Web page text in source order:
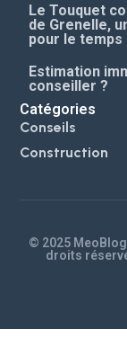
Le Touquet
de Grenelle,
pour le temps
Estimation
conseiller ?
Catégories
Conseils
Construction
© 2025
droits